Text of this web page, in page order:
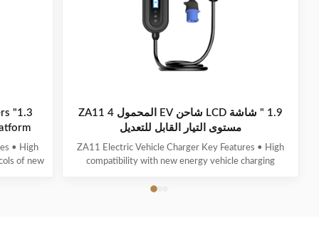
نوع A + DC6mA ((CN ، EU) / CCID20 ((US))
1.9 " شاشة LCD شاحن EV المحمول ZA11 4
مستوى التيار القابل للتعديل
ZA11 Electric Vehicle Charger Key Features • High
compatibility with new energy vehicle charging
with real-time voltage/current monitoring • Precise
• High
of new